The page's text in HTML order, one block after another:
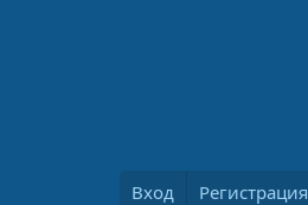
Вход Регистрация